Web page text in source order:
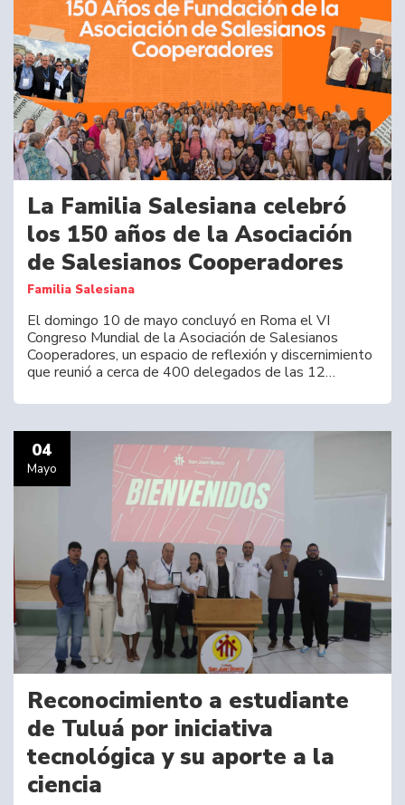
La Familia Salesiana celebró
los 150 años de la Asociación
de Salesianos Cooperadores
Familia Salesiana
El domingo 10 de mayo concluyó en Roma el VI
Congreso Mundial de la Asociación de Salesianos
Cooperadores, un espacio de reflexión y discernimiento
que reunió a cerca de 400 delegados de las 12…
04
Mayo
Reconocimiento a estudiante
de Tuluá por iniciativa
tecnológica y su aporte a la
ciencia